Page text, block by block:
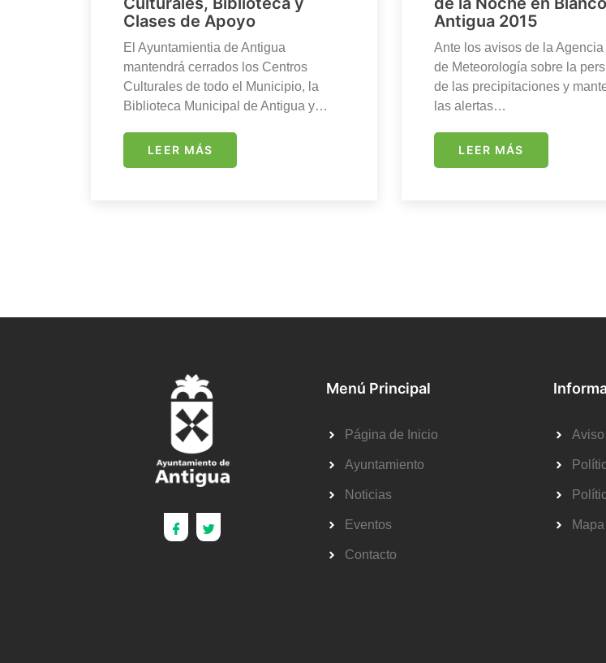
Clases de Apoyo
El Ayuntamientia de Antigua
mantendrá cerrados los Centros
Culturales de todo el Municipio, la
Biblioteca Municipal de Antigua y…
LEER MÁS
Antigua 2015
Ante los avisos de la Agencia
de Meteorología sobre la
de las precipitaciones y
las alertas…
LEER MÁS
Menú Principal
Página de Inicio
Ayuntamiento
Noticias
Eventos
Contacto
Aviso